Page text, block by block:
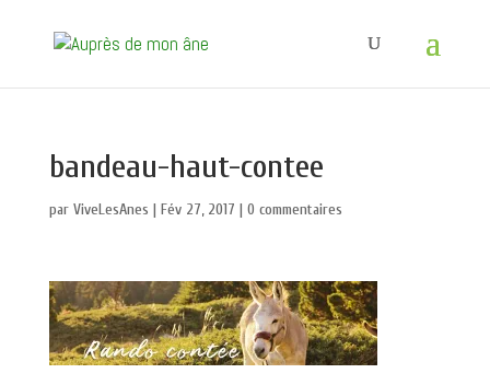
bandeau-haut-contee
par ViveLesAnes | Fév 27, 2017 | 0 commentaires